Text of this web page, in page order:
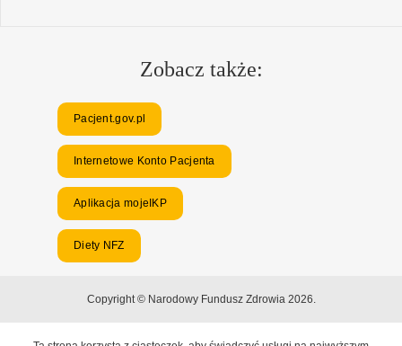
Zobacz także:
Pacjent.gov.pl
Internetowe Konto Pacjenta
Aplikacja mojeIKP
Diety NFZ
Copyright © Narodowy Fundusz Zdrowia 2026.